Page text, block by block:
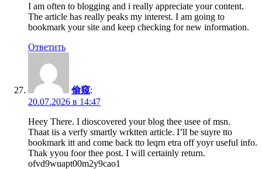
I am often to blogging and i really appreciate your content.
The article has really peaks my interest. I am going to
bookmark your site and keep checking for new information.
Ответить
偷窥:
20.07.2026 в 14:47
Heey There. I dioscovered your blog thee usee of msn.
Thaat iis a verfy smartly wrktten article. I’ll be suyre tto
bookmark itt and come back tto leqrn etra off yoyr useful info.
Thak yyou foor thee post. I will certainly return.
ofvd9wuapt00m2y9cao1